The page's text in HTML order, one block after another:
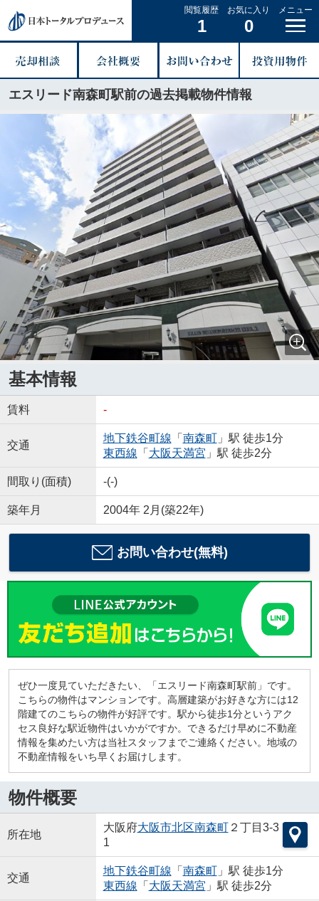
閲覧履歴
1
お気に入り
0
メニュー
エスリード南森町駅前の過去掲載物件情報
基本情報
賃料 -
交通
地下鉄谷町線 「 南森町」駅 徒歩1分
東西線 「 大阪天満宮 」駅 徒歩2分
間取り(面積) -(-)
築年月 2004年 2月(築22年)
お問い合わせ(無料)
ぜひ一度見ていただきたい、「エスリード南森町駅前」です。
こちらの物件はマンションです。高層建築がお好きな方には12
階建てのこちらの物件が好評です。駅から徒歩1分というアク
セス良好な駅近物件はいかがですか。できるだけ早めに不動産
情報を集めたい方は当社スタッフまでご連絡ください。地域の
不動産情報をいち早くお届けします。
物件概要
所在地
大阪府大阪市北区南森町２丁目3-3
1
交通
地下鉄谷町線 「 南森町」駅 徒歩1分
東西線 「 大阪天満宮 」駅 徒歩2分